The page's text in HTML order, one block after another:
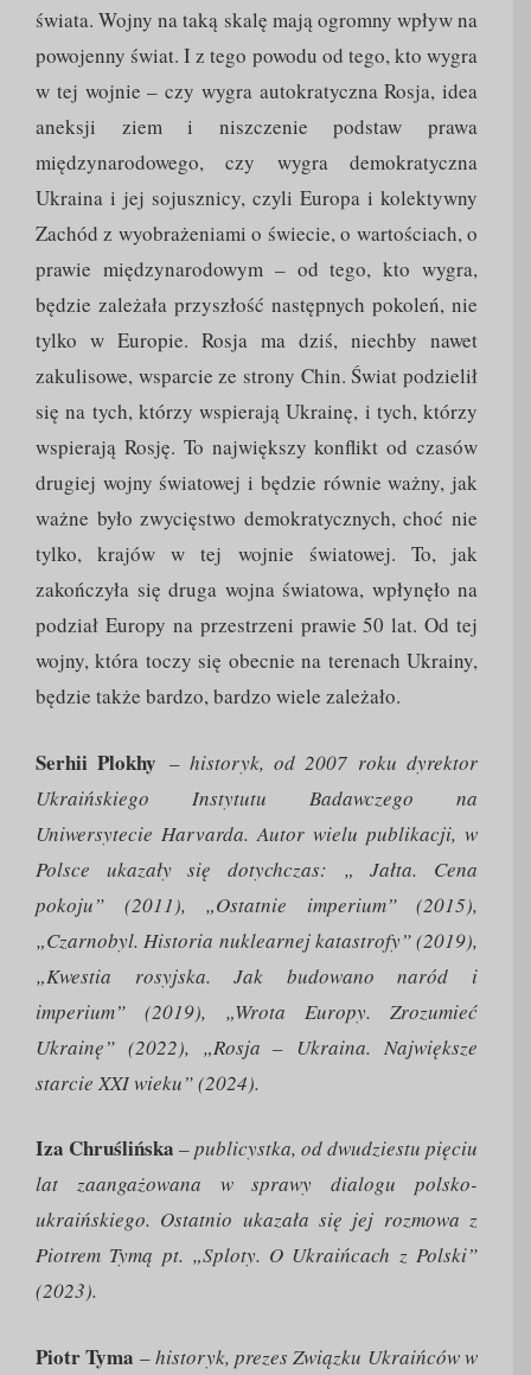
świata. Wojny na taką skalę mają ogromny wpływ na
powojenny świat. I z tego powodu od tego, kto wygra
w tej wojnie – czy wygra autokratyczna Rosja, idea
aneksji ziem i niszczenie podstaw prawa
międzynarodowego, czy wygra demokratyczna
Ukraina i jej sojusznicy, czyli Europa i kolektywny
Zachód z wyobrażeniami o świecie, o wartościach, o
prawie międzynarodowym – od tego, kto wygra,
będzie zależała przyszłość następnych pokoleń, nie
tylko w Europie. Rosja ma dziś, niechby nawet
zakulisowe, wsparcie ze strony Chin. Świat podzielił
się na tych, którzy wspierają Ukrainę, i tych, którzy
wspierają Rosję. To największy konflikt od czasów
drugiej wojny światowej i będzie równie ważny, jak
ważne było zwycięstwo demokratycznych, choć nie
tylko, krajów w tej wojnie światowej. To, jak
zakończyła się druga wojna światowa, wpłynęło na
podział Europy na przestrzeni prawie 50 lat. Od tej
wojny, która toczy się obecnie na terenach Ukrainy,
będzie także bardzo, bardzo wiele zależało.
Serhii Plokhy – historyk, od 2007 roku dyrektor
Ukraińskiego Instytutu Badawczego na
Uniwersytecie Harvarda. Autor wielu publikacji, w
Polsce ukazały się dotychczas: „ Jałta. Cena
pokoju” (2011), „Ostatnie imperium” (2015),
„Czarnobyl. Historia nuklearnej katastrofy” (2019),
„Kwestia rosyjska. Jak budowano naród i
imperium” (2019), „Wrota Europy. Zrozumieć
Ukrainę” (2022), „Rosja – Ukraina. Największe
starcie XXI wieku” (2024).
Iza Chruślińska –publicystka, od dwudziestu pięciu
lat zaangażowana w sprawy dialogu polsko-
ukraińskiego. Ostatnio ukazała się jej rozmowa z
Piotrem Tymą pt. „Sploty. O Ukraińcach z Polski”
(2023).
Piotr Tyma –historyk, prezes Związku Ukraińców w